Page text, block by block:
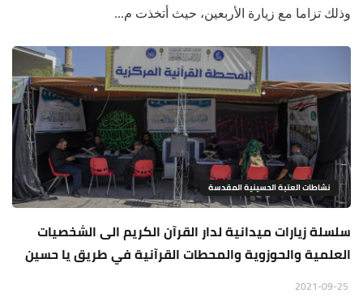
وذلك تزاما مع زيارة الأربعين، حيث أتخذت م...
نشاطات العتبة الحسينية المقدسة
سلسلة زيارات ميدانية لدار القرآن الكريم الى الشخصيات
العلمية والحوزوية والمحطات القرآنية في طريق يا حسين